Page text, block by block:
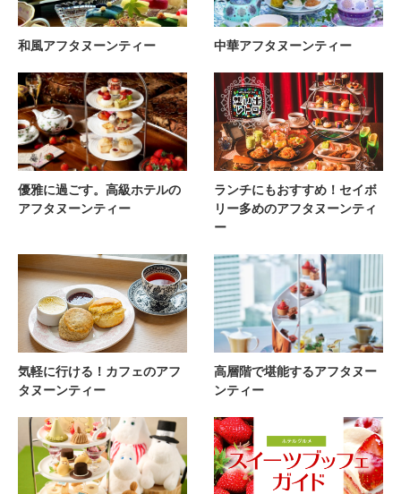
和風アフタヌーンティー 中華アフタヌーンティー
優雅に過ごす。高級ホテルの
アフタヌーンティー
ランチにもおすすめ！セイボ
リー多めのアフタヌーンティ
ー
気軽に行ける！カフェのアフ
タヌーンティー
高層階で堪能するアフタヌー
ンティー